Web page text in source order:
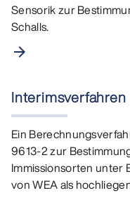
Sensorik zur
Schalls.
arrow_forward
Interimsverfahren
Ein
9613-2 zur
Immissionsorten unter